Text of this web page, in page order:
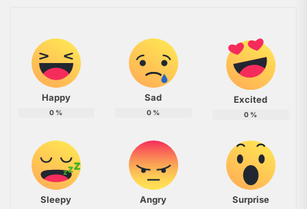
Happy
0 %
Sad
0 %
Excited
0 %
Sleepy Angry Surprise